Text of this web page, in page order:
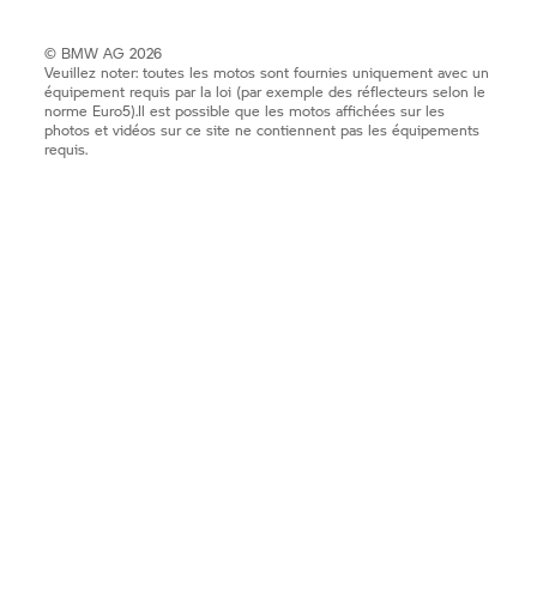
© BMW AG 2026
Veuillez noter: toutes les motos sont fournies uniquement avec un
équipement requis par la loi (par exemple des réflecteurs selon le
norme Euro5).Il est possible que les motos affichées sur les
photos et vidéos sur ce site ne contiennent pas les équipements
requis.